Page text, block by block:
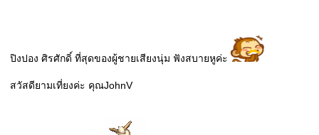
ปิงปอง ศิรศักดิ์ ที่สุดของผู้ชายเสียงนุ่ม ฟังสบายหูค่ะ
สวัสดียามเที่ยงค่ะ คุณJohnV